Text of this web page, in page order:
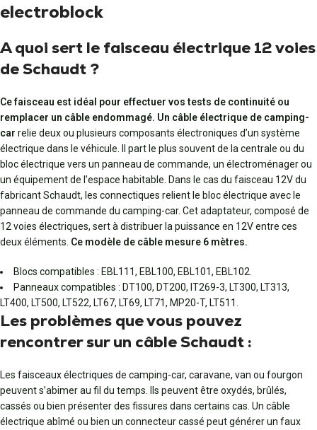
electroblock
A quoi sert le faisceau électrique 12 voies
de Schaudt ?
Ce faisceau est idéal pour effectuer vos tests de continuité ou
remplacer un câble endommagé. Un câble électrique de camping-
car relie deux ou plusieurs composants électroniques d’un système
électrique dans le véhicule. Il part le plus souvent de la centrale ou du
bloc électrique vers un panneau de commande, un électroménager ou
un équipement de l’espace habitable. Dans le cas du faisceau 12V du
fabricant Schaudt, les connectiques relient le bloc électrique avec le
panneau de commande du camping-car. Cet adaptateur, composé de
12 voies électriques, sert à distribuer la puissance en 12V entre ces
deux éléments. Ce modèle de câble mesure 6 mètres.
Blocs compatibles : EBL111, EBL100, EBL101, EBL102.
Panneaux compatibles : DT100, DT200, IT269-3, LT300, LT313,
LT400, LT500, LT522, LT67, LT69, LT71, MP20-T, LT511.
Les problèmes que vous pouvez
rencontrer sur un câble Schaudt :
Les faisceaux électriques de camping-car, caravane, van ou fourgon
peuvent s’abimer au fil du temps. Ils peuvent être oxydés, brûlés,
cassés ou bien présenter des fissures dans certains cas. Un câble
électrique abîmé ou bien un connecteur cassé peut générer un faux